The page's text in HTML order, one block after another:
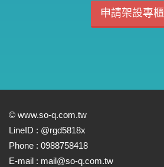
申請架設專櫃
© www.so-q.com.tw
LineID : @rgd5818x
Phone : 0988758418
E-mail : mail@so-q.com.tw